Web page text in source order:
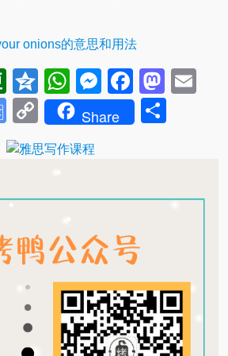
onions的意思和用法
Douban
QzoneWhatsApp
Messenger
Google
Translate
Copy
Link
Share